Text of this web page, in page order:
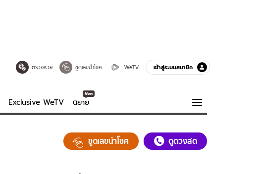
ตรวจหวย ขูดเลขนำโชค WeTV เข้าสู่ระบบสมาชิก
Exclusive WeTV นิยาย
ความรู้รอบตัว
ฮาวทู
ขูดเลขนำโชค ดูดวงสด